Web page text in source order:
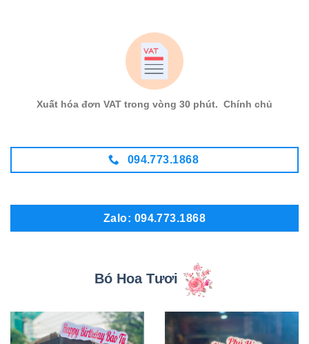
Xuất hóa đơn VAT trong vòng 30 phút. Chính chủ
094.773.1868
Zalo: 094.773.1868
Bó Hoa Tươi